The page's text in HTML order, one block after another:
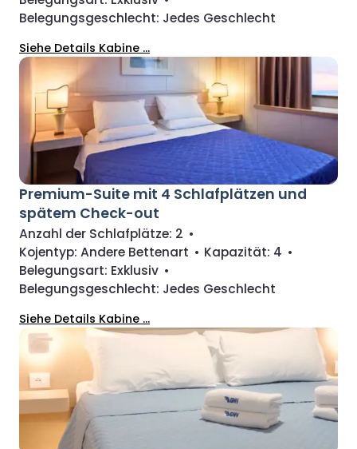
Belegungsgeschlecht: Jedes Geschlecht
Siehe Details Kabine ...
Premium-Suite mit 4 Schlafplätzen und
spätem Check-out
Anzahl der Schlafplätze: 2 •
Kojentyp: Andere Bettenart • Kapazität: 4 •
Belegungsart: Exklusiv •
Belegungsgeschlecht: Jedes Geschlecht
Siehe Details Kabine ...